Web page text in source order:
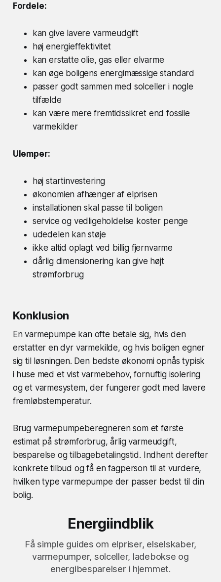
Fordele:
kan give lavere varmeudgift
høj energieffektivitet
kan erstatte olie, gas eller elvarme
kan øge boligens energimæssige standard
passer godt sammen med solceller i nogle
tilfælde
kan være mere fremtidssikret end fossile
varmekilder
Ulemper:
høj startinvestering
økonomien afhænger af elprisen
installationen skal passe til boligen
service og vedligeholdelse koster penge
udedelen kan støje
ikke altid oplagt ved billig fjernvarme
dårlig dimensionering kan give højt
strømforbrug
Konklusion
En varmepumpe kan ofte betale sig, hvis den
erstatter en dyr varmekilde, og hvis boligen egner
sig til løsningen. Den bedste økonomi opnås typisk
i huse med et vist varmebehov, fornuftig isolering
og et varmesystem, der fungerer godt med lavere
fremløbstemperatur.
Brug varmepumpeberegneren som et første
estimat på strømforbrug, årlig varmeudgift,
besparelse og tilbagebetalingstid. Indhent derefter
konkrete tilbud og få en fagperson til at vurdere,
hvilken type varmepumpe der passer bedst til din
bolig.
Energiindblik
Få simple guides om elpriser, elselskaber,
varmepumper, solceller, ladebokse og
energibesparelser i hjemmet.